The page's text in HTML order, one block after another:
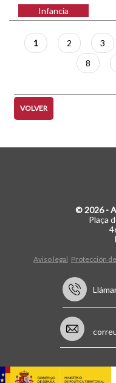
Infancia
Paginación
Página
actual
1 Página
2 3
Página
8
VOLVER
© 2026 -
Plaça
Aviso legal Protección